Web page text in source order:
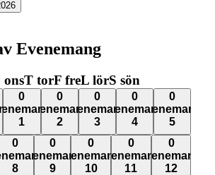
Evenemang
onsT torF freL lörS sön
0
1
0
evenemang,
0
evenemang,
2
0
evenemang,
0
evenemang,
3
0
evenemang,
0
evenemang,
4
0
evenemang,
0
evenemang,
5
0
0
8
0
evenemang,
9
0
evenemang,
0
evenemang,
10
0
evenemang,
0
evenemang,
11
0
evenemang,
0
evenemang,
12
0